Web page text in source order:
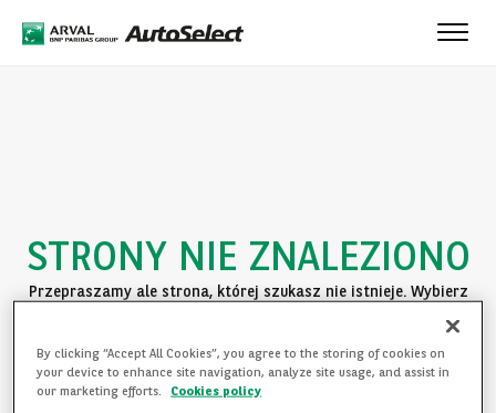
Toggle
STRONY NIE ZNALEZIONO
Przepraszamy ale strona, której szukasz nie istnieje. Wybierz
POWRÓT DO STRONY GŁÓWNEJ
ZAPOZNAJ SIĘ Z OFERTĄ
By clicking “Accept All Cookies”, you agree to the storing of cookies on
your device to enhance site navigation, analyze site usage, and assist in
our marketing efforts.
Cookies policy